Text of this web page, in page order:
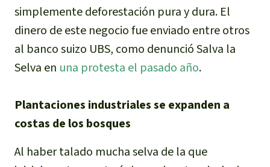
simplemente deforestación pura y dura. El
dinero de este negocio fue enviado entre otros
al banco suizo UBS, como denunció Salva la
Selva en una protesta el pasado año.
Plantaciones industriales se expanden a
costas de los bosques
Al haber talado mucha selva de la que